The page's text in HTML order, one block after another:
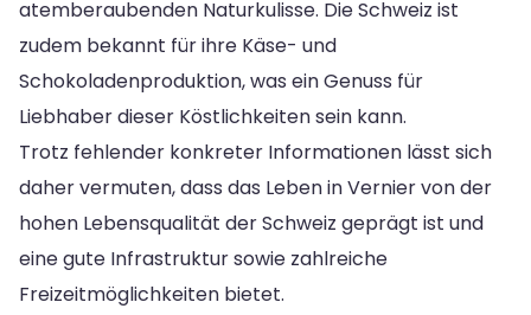
atemberaubenden Naturkulisse. Die Schweiz ist
zudem bekannt für ihre Käse- und
Schokoladenproduktion, was ein Genuss für
Liebhaber dieser Köstlichkeiten sein kann.
Trotz fehlender konkreter Informationen lässt sich
daher vermuten, dass das Leben in Vernier von der
hohen Lebensqualität der Schweiz geprägt ist und
eine gute Infrastruktur sowie zahlreiche
Freizeitmöglichkeiten bietet.